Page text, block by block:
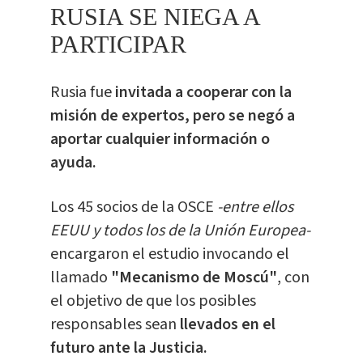
RUSIA SE NIEGA A
PARTICIPAR
Rusia fueinvitada a cooperar con la
misión de expertos, pero se negó a
aportar cualquier información o
ayuda.
Los 45 socios de la OSCE -entre ellos
EEUU y todos los de la Unión Europea-
encargaron el estudio invocando el
llamado "Mecanismo de Moscú", con
el objetivo de que los posibles
responsables sean llevados en el
futuro ante la Justicia.